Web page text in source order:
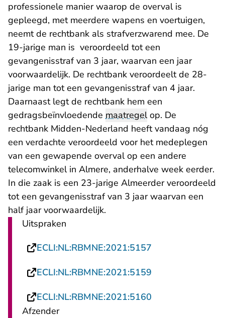
professionele manier waarop de overval is
gepleegd, met meerdere wapens en voertuigen,
neemt de rechtbank als strafverzwarend mee. De
19-jarige man is veroordeeld tot een
gevangenisstraf van 3 jaar, waarvan een jaar
voorwaardelijk. De rechtbank veroordeelt de 28-
jarige man tot een gevangenisstraf van 4 jaar.
Daarnaast legt de rechtbank hem een
gedragsbeïnvloedende maatregelop. De
rechtbank Midden-Nederland heeft vandaag nóg
een verdachte veroordeeld voor het medeplegen
van een gewapende overval op een andere
telecomwinkel in Almere, anderhalve week eerder.
In die zaak is een 23-jarige Almeerder veroordeeld
tot een gevangenisstraf van 3 jaar waarvan een
half jaar voorwaardelijk.
Uitspraken
ECLI:NL:RBMNE:2021:5157
ECLI:NL:RBMNE:2021:5159
ECLI:NL:RBMNE:2021:5160
Afzender